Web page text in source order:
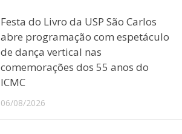
Festa do Livro da USP São Carlos
abre programação com espetáculo
de dança vertical nas
comemorações dos 55 anos do
ICMC
06/08/2026